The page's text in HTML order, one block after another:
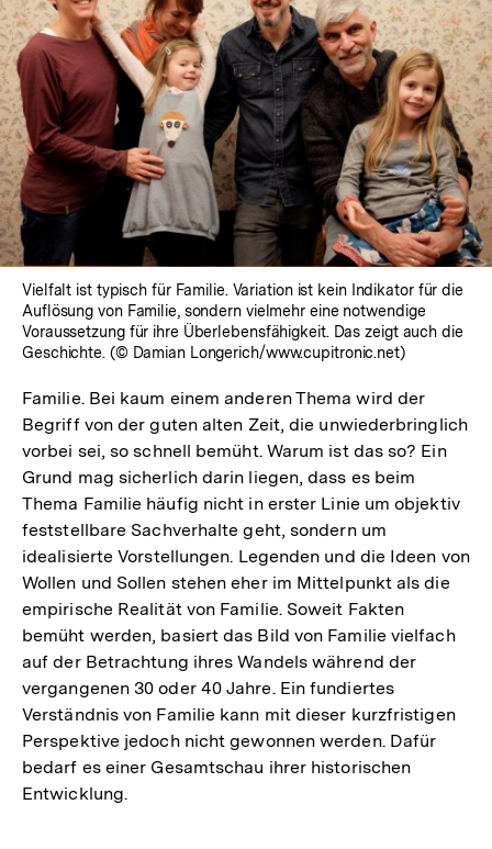
Vielfalt ist typisch für Familie. Variation ist kein Indikator für die
Auflösung von Familie, sondern vielmehr eine notwendige
Voraussetzung für ihre Überlebensfähigkeit. Das zeigt auch die
Geschichte. (© Damian Longerich/www.cupitronic.net)
Familie. Bei kaum einem anderen Thema wird der
Begriff von der guten alten Zeit, die unwiederbringlich
vorbei sei, so schnell bemüht. Warum ist das so? Ein
Grund mag sicherlich darin liegen, dass es beim
Thema Familie häufig nicht in erster Linie um objektiv
feststellbare Sachverhalte geht, sondern um
idealisierte Vorstellungen. Legenden und die Ideen von
Wollen und Sollen stehen eher im Mittelpunkt als die
empirische Realität von Familie. Soweit Fakten
bemüht werden, basiert das Bild von Familie vielfach
auf der Betrachtung ihres Wandels während der
vergangenen 30 oder 40 Jahre. Ein fundiertes
Verständnis von Familie kann mit dieser kurzfristigen
Perspektive jedoch nicht gewonnen werden. Dafür
bedarf es einer Gesamtschau ihrer historischen
Entwicklung.